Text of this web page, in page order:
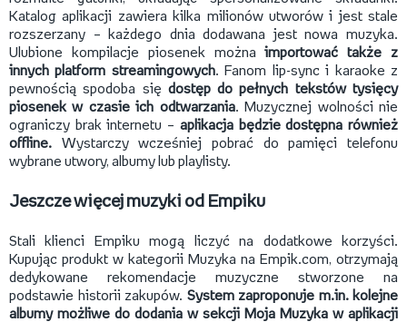
Katalog aplikacji zawiera kilka milionów utworów i jest stale
rozszerzany – każdego dnia dodawana jest nowa muzyka.
Ulubione kompilacje piosenek możnaimportować także z
innych platform streamingowych. Fanom lip-sync i karaoke z
pewnością spodoba się dostęp do pełnych tekstów tysięcy
piosenek w czasie ich odtwarzania. Muzycznej wolności nie
ograniczy brak internetu – aplikacja będzie dostępna również
offline. Wystarczy wcześniej pobrać do pamięci telefonu
wybrane utwory, albumy lub playlisty.
Jeszcze więcej muzyki od Empiku
Stali klienci Empiku mogą liczyć na dodatkowe korzyści.
Kupując produkt w kategorii Muzyka na Empik.com, otrzymają
dedykowane rekomendacje muzyczne stworzone na
podstawie historii zakupów. System zaproponuje m.in. kolejne
albumy możliwe do dodania w sekcji Moja Muzyka w aplikacji